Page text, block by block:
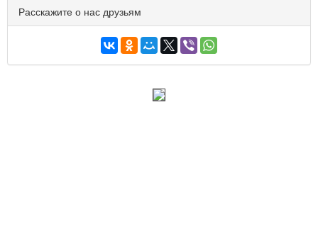
Расскажите о нас друзьям